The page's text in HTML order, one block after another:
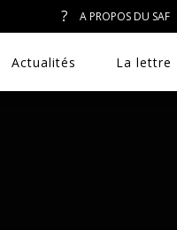
A PROPOS DU SAF
Actualités La lettre